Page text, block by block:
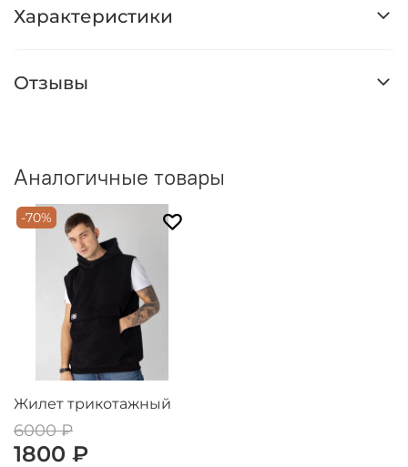
Характеристики
Отзывы
Аналогичные товары
-70%
Жилет трикотажный
6000 ₽
1800 ₽